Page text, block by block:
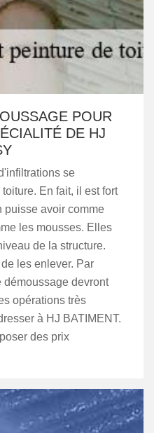
POUR
DE HJ
se
En fait, il est fort
puisse avoir comme
les mousses. Elles
de la structure.
les enlever. Par
démoussage devront
opérations très
à HJ BATIMENT.
des prix